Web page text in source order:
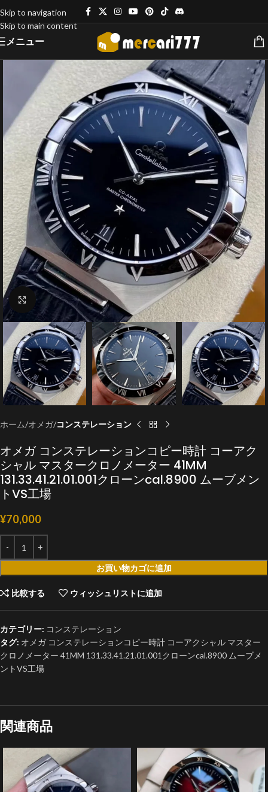
Skip to navigation
Skip to main content
メニュー
クリックで拡大
ホーム オメガ コンステレーション
オメガ コンステレーションコピー時計 コーアク
シャル マスタークロノメーター 41MM
131.33.41.21.01.001クローンcal.8900 ムーブメン
トVS工場
¥70,000
お買い物カゴに追加
比較する ウィッシュリストに追加
カテゴリー: コンステレーション
タグ: オメガ コンステレーションコピー時計 コーアクシャル マスター
クロノメーター 41MM 131.33.41.21.01.001クローンcal.8900 ムーブメ
ントVS工場
関連商品